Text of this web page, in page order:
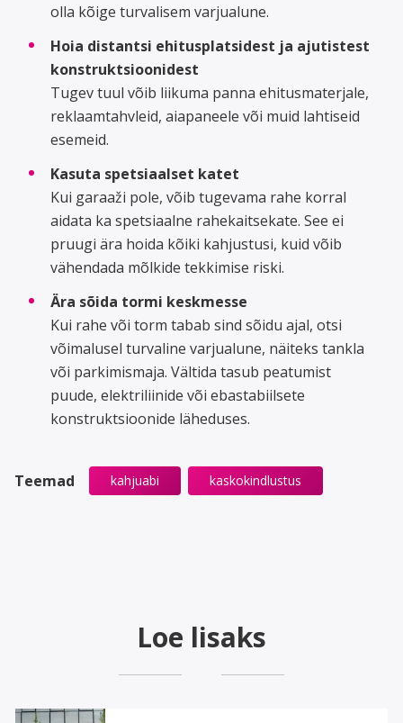
olla kõige turvalisem varjualune.
Hoia distantsi ehitusplatsidest ja ajutistest
konstruktsioonidest
Tugev tuul võib liikuma panna ehitusmaterjale,
reklaamtahvleid, aiapaneele või muid lahtiseid
esemeid.
Kasuta spetsiaalset katet
Kui garaaži pole, võib tugevama rahe korral
aidata ka spetsiaalne rahekaitsekate. See ei
pruugi ära hoida kõiki kahjustusi, kuid võib
vähendada mõlkide tekkimise riski.
Ära sõida tormi keskmesse
Kui rahe või torm tabab sind sõidu ajal, otsi
võimalusel turvaline varjualune, näiteks tankla
või parkimismaja. Vältida tasub peatumist
puude, elektriliinide või ebastabiilsete
konstruktsioonide läheduses.
Teemad kahjuabi kaskokindlustus
Loe lisaks